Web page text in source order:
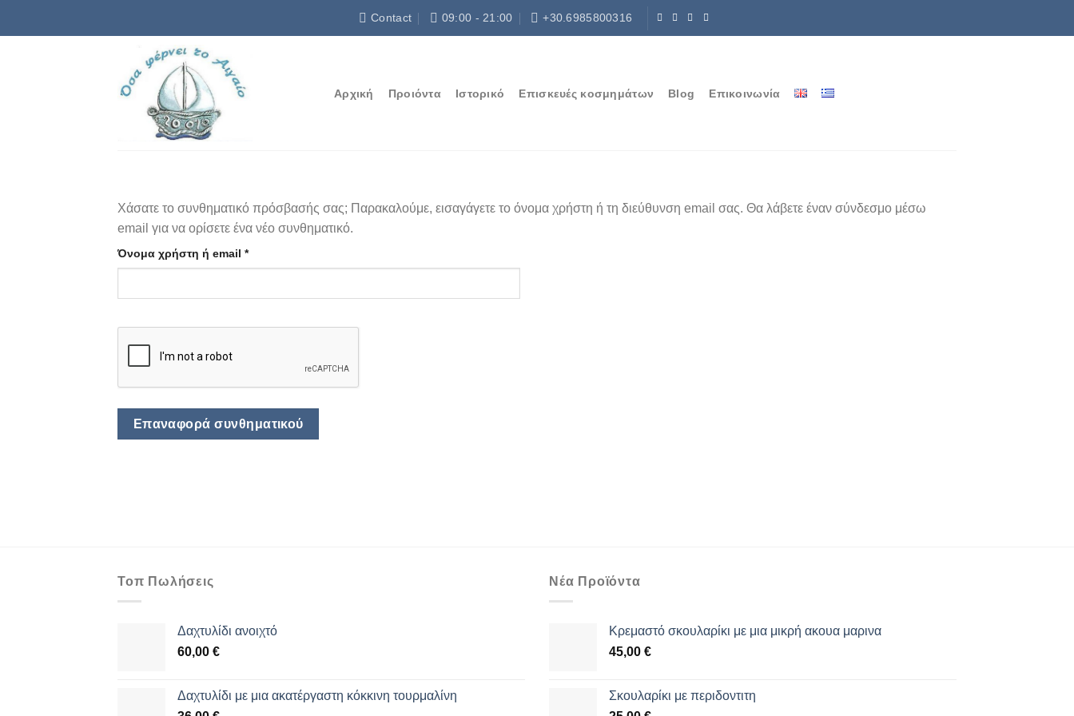
Contact 09:00 - 21:00 +30.6985800316
Αρχική Προιόντα Ιστορικό Επισκευές κοσμημάτων Blog Επικοινωνία
Χάσατε το συνθηματικό πρόσβασής σας; Παρακαλούμε, εισαγάγετε το όνομα χρήστη ή τη διεύθυνση email σας. Θα λάβετε έναν σύνδεσμο μέσω
email για να ορίσετε ένα νέο συνθηματικό.
Όνομα χρήστη ή email *Απαιτείται
Επαναφορά συνθηματικού
Τοπ Πωλήσεις
Δαχτυλίδι ανοιχτό
60,00 €
Δαχτυλίδι με μια ακατέργαστη κόκκινη τουρμαλίνη
Νέα Προϊόντα
Κρεμαστό σκουλαρίκι με μια μικρή ακουα μαρινα
45,00 €
Σκουλαρίκι με περιδοντιτη